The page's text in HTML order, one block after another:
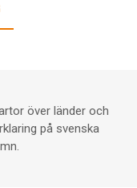
över länder och
på svenska